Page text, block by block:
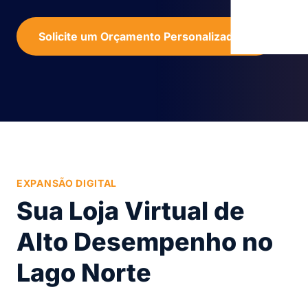
Solicite um Orçamento Personalizado
EXPANSÃO DIGITAL
Sua Loja Virtual de
Alto Desempenho no
Lago Norte